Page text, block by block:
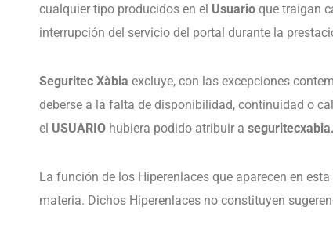
cualquier tipo producidos en el Usuario que traigan
interrupción del servicio del portal durante la
Seguritec Xàbia excluye, con las excepciones
deberse a la falta de disponibilidad, continuidad o
el USUARIO hubiera podido atribuir a
La función de los Hiperenlaces que aparecen en
materia. Dichos Hiperenlaces no constituyen